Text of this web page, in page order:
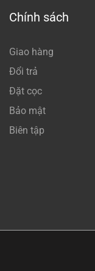
Chính sách
Giao hàng
Đổi trả
Đặt cọc
Bảo mật
Biên tập